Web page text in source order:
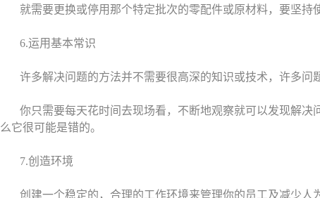
就需要更换或停用那个特定批次的零配件或原材料，要坚持
6.运用基本常识
许多解决问题的方法并不需要很高深的知识或技术，许多问
你只需要每天花时间去现场看，不断地观察就可以发现解
么它很可能是错的。
7.创造环境
创建一个稳定的，合理的工作环境来管理你的员工及减少人